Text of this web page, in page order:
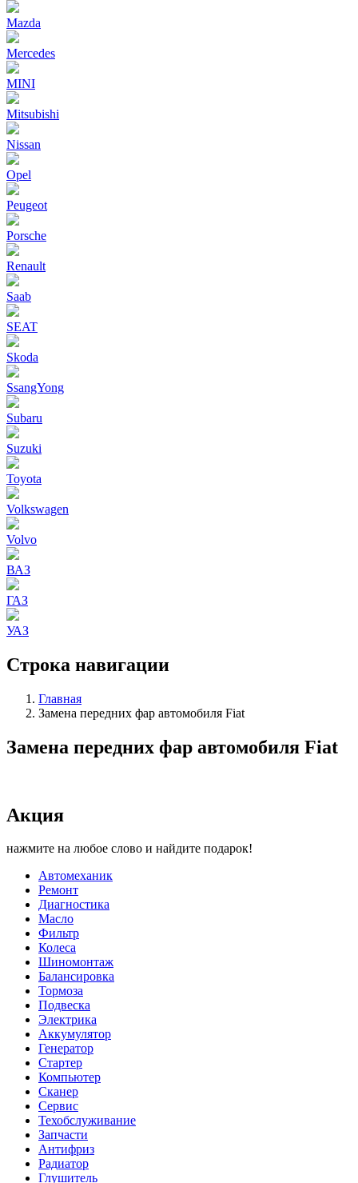
Mazda
Mercedes
MINI
Mitsubishi
Nissan
Opel
Peugeot
Porsche
Renault
Saab
SEAT
Skoda
SsangYong
Subaru
Suzuki
Toyota
Volkswagen
Volvo
ВАЗ
ГАЗ
УАЗ
Строка навигации
Главная
Замена передних фар автомобиля Fiat
Замена передних фар автомобиля Fiat
Акция
нажмите на любое слово и найдите подарок!
Автомеханик
Ремонт
Диагностика
Масло
Фильтр
Колеса
Шиномонтаж
Балансировка
Тормоза
Подвеска
Электрика
Аккумулятор
Генератор
Стартер
Компьютер
Сканер
Сервис
Техобслуживание
Запчасти
Антифриз
Радиатор
Глушитель